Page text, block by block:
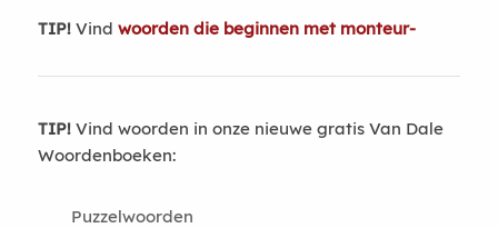
TIP!Vind woorden die beginnen met monteur-
TIP!Vind woorden in onze nieuwe gratis Van Dale
Woordenboeken:
Puzzelwoorden